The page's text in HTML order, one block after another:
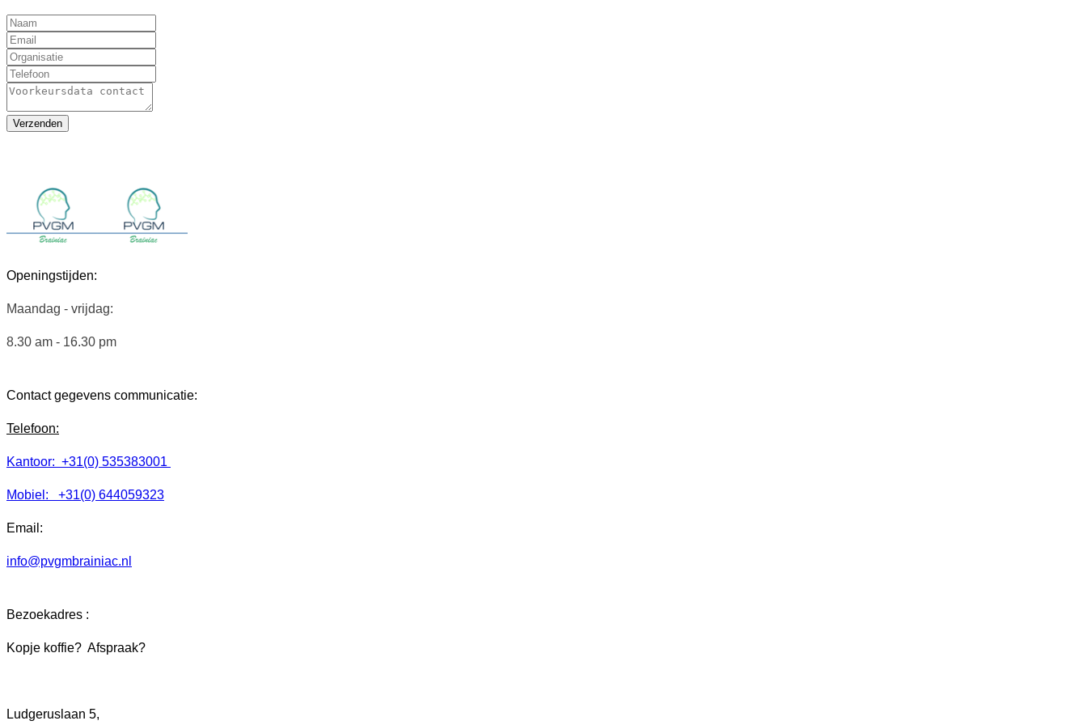
Verzenden
Openingstijden:
Maandag - vrijdag:
8.30 am - 16.30 pm
Contact gegevens communicatie:
Telefoon:
Kantoor: +31(0) 535383001
Mobiel: +31(0) 644059323
Email:
info@pvgmbrainiac.nl
Bezoekadres :
Kopje koffie? Afspraak?
Ludgeruslaan 5,